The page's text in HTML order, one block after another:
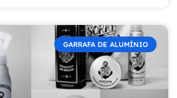
GARRAFA DE ALUMÍNIO